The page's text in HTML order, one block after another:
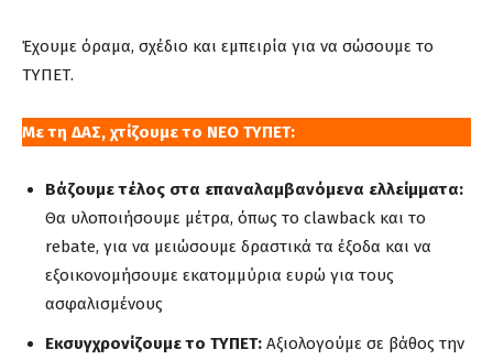
Έχουμε όραμα, σχέδιο και εμπειρία για να σώσουμε το
ΤΥΠΕΤ.
Με τη ΔΑΣ, χτίζουμε το ΝΕΟ ΤΥΠΕΤ:
Βάζουμε τέλος στα επαναλαμβανόμενα ελλείμματα:
Θα υλοποιήσουμε μέτρα, όπως το clawback και το
rebate, για να μειώσουμε δραστικά τα έξοδα και να
εξοικονομήσουμε εκατομμύρια ευρώ για τους
ασφαλισμένους
Εκσυγχρονίζουμε το ΤΥΠΕΤ: Αξιολογούμε σε βάθος την